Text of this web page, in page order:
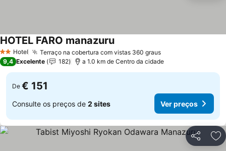
2 Estrelas
Hotel Terraço na cobertura com vistas 360 grausVer preços
HOTEL FARO manazuruVer preços
9,4 Excelente 182 a 1.0 km de Centro da cidade
De € 151
Consulte os preços de 2 sites Ver preços
Partilhar